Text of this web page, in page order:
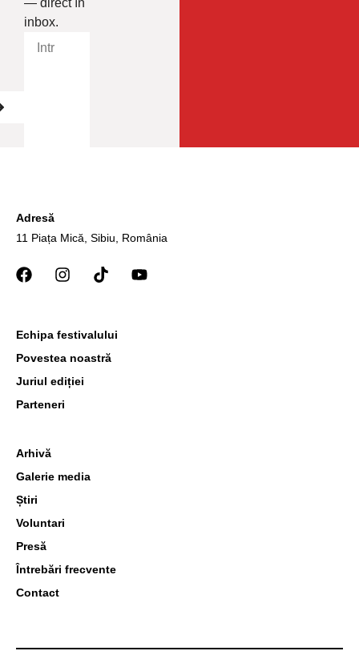
— direct în
inbox.
Adresă
11 Piața Mică, Sibiu, România
Arhivă
Galerie media
Știri
Voluntari
Presă
Întrebări frecvente
Contact
Echipa festivalului
Povestea noastră
Juriul ediției
Parteneri